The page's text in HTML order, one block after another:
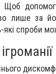
Щоб
лише за
спроби